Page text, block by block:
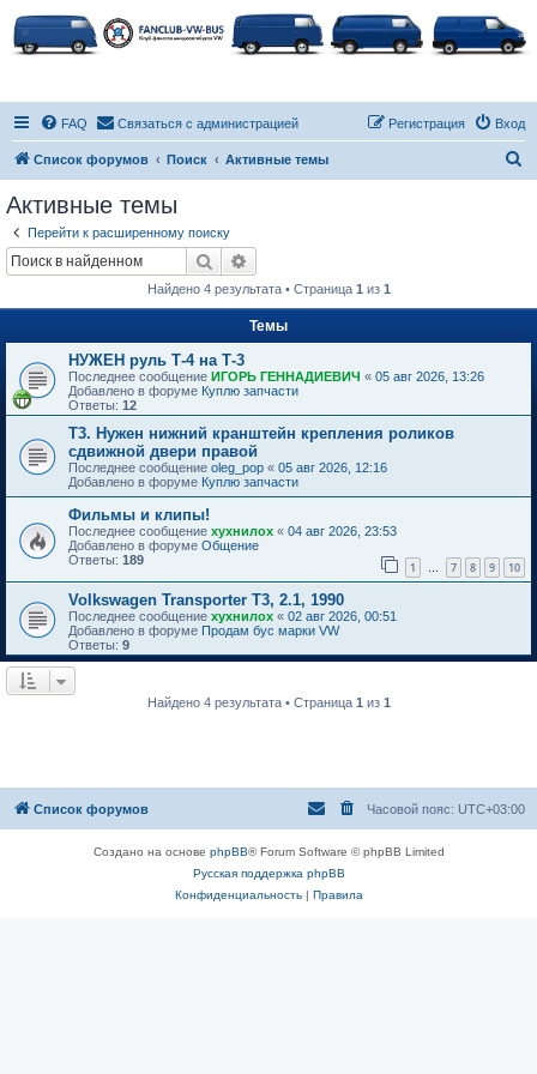
FAQ Связаться с администрацией Вход
Регистрация
Список форумов Поиск Активные темы
Активные темы
Перейти к расширенному поиску
Поиск
Найдено 4 результата • Страница 1 из 1
Темы
НУЖЕН руль Т-4 на Т-3
Последнее сообщение ИГОРЬ ГЕННАДИЕВИЧ « 05 авг 2026, 13:26
Добавлено в форуме Куплю запчасти
Ответы: 12
Т3. Нужен нижний кранштейн крепления роликов
сдвижной двери правой
Последнее сообщение oleg_pop « 05 авг 2026, 12:16
Добавлено в форуме Куплю запчасти
Фильмы и клипы!
Последнее сообщение хухнилох « 04 авг 2026, 23:53
Добавлено в форуме Общение
Ответы: 189 1 … 7 8 9 10
Volkswagen Transporter T3, 2.1, 1990
Последнее сообщение хухнилох « 02 авг 2026, 00:51
Добавлено в форуме Продам бус марки VW
Ответы: 9
Найдено 4 результата • Страница 1 из 1
Список форумов Часовой пояс: UTC+03:00
Создано на основе phpBB® Forum Software © phpBB Limited
Русская поддержка phpBB
Конфиденциальность| Правила